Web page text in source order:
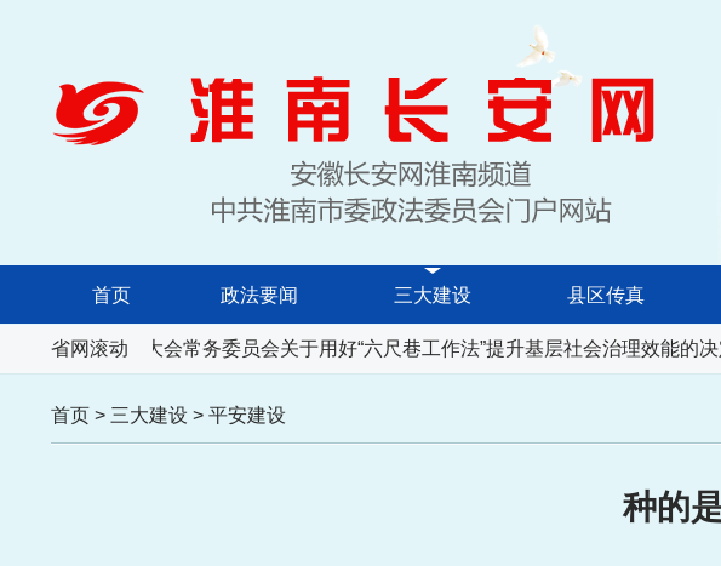
首页 政法要闻 三大建设 县区传真
省网滚动
徽省人民代表大会常务委员会关于用好“六尺巷工作法”提升基层社会治理效能的决
首页 > 三大建设 > 平安建设
种的